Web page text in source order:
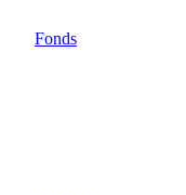
Fonds